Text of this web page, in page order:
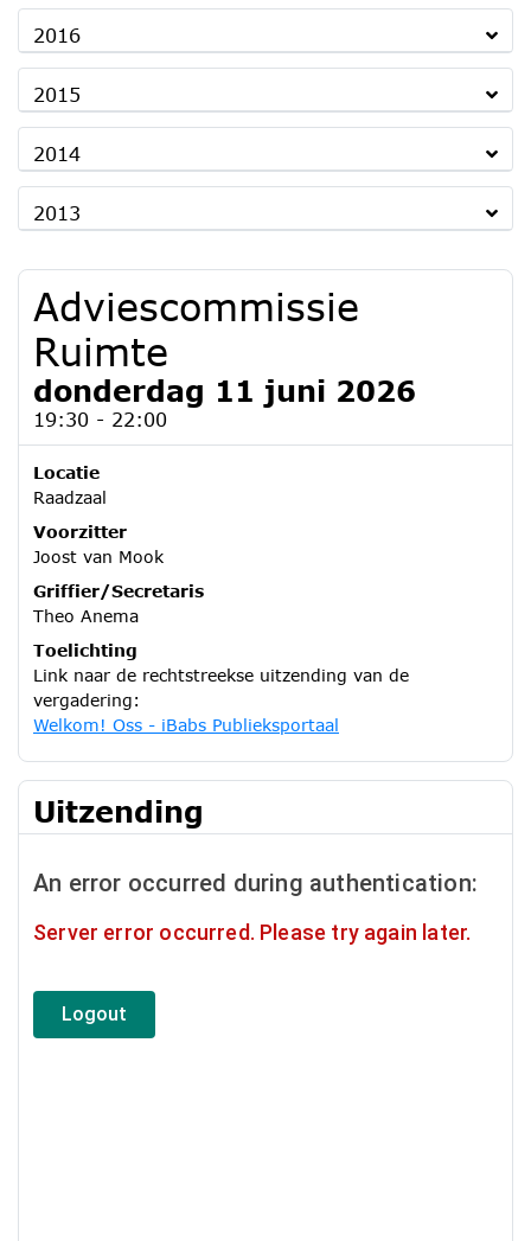
2016
2015
2014
2013
Adviescommissie
Ruimte
donderdag 11 juni 2026
19:30 - 22:00
Locatie
Raadzaal
Voorzitter
Joost van Mook
Griffier/Secretaris
Theo Anema
Toelichting
Link naar de rechtstreekse uitzending van de
vergadering:
Welkom! Oss - iBabs Publieksportaal
Uitzending